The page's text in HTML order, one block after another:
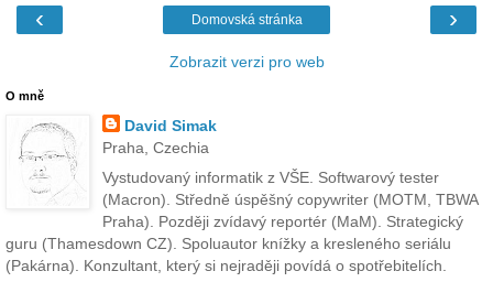
‹ ›
Domovská stránka
Zobrazit verzi pro web
O mně
David Simak
Praha, Czechia
Vystudovaný informatik z VŠE. Softwarový tester
(Macron). Středně úspěšný copywriter (MOTM, TBWA
Praha). Později zvídavý reportér (MaM). Strategický
guru (Thamesdown CZ). Spoluautor knížky a kresleného seriálu
(Pakárna). Konzultant, který si nejraději povídá o spotřebitelích.